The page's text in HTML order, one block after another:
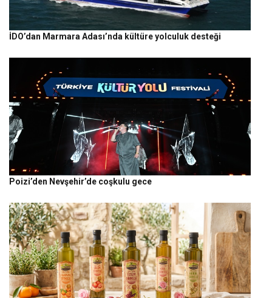
İDO’dan Marmara Adası’nda kültüre yolculuk desteği
Poizi’den Nevşehir’de coşkulu gece